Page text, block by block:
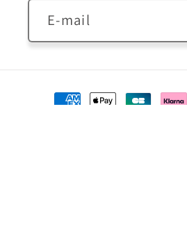
E-mail
Moyens